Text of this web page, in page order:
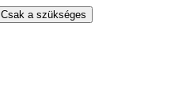
Csak a szükséges